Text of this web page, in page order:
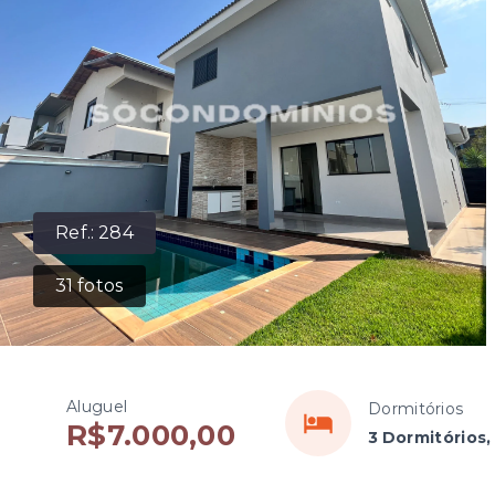
Ref.:284
31fotos
Aluguel
R$7.000,00
Dormitórios
3